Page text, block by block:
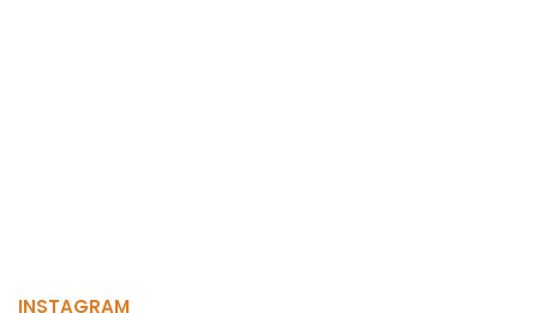
INSTAGRAM